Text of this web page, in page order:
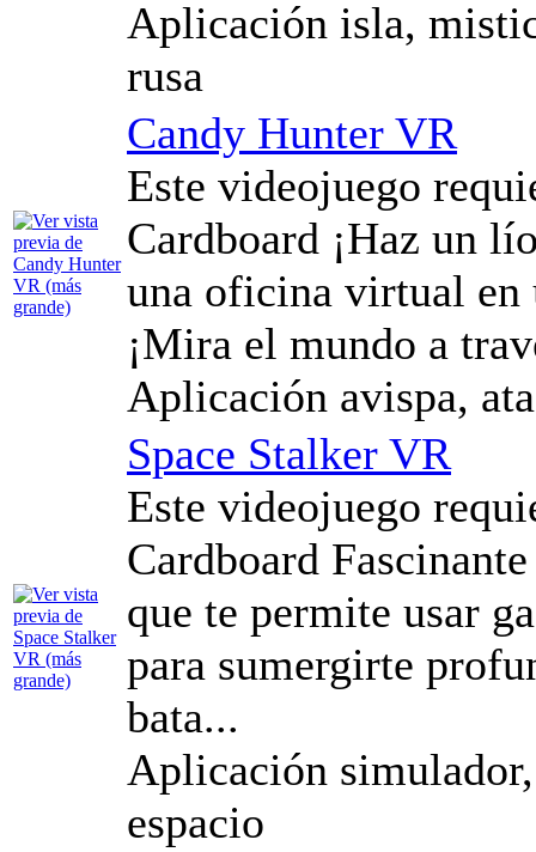
Aplicación isla,
rusa
Candy Hunter VR
Este videojuego
Cardboard ¡Haz un
una oficina virtual en
¡Mira el mundo a
Aplicación avispa,
Space Stalker VR
Este videojuego
Cardboard
que te permite usar
para sumergirte
bata...
Aplicación
espacio